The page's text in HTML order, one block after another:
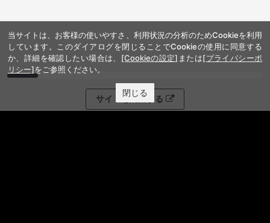
サイトを閲覧する
当サイトは、お客様の使いやすさ、利用状況の分析のためCookieを利用
しています。このダイアログを閉じることでCookieの使用に同意する
か、詳細を確認したい場合は、 [Cookieの設定] または[プライバシーポ
リシー]をご参照ください。
閉じる